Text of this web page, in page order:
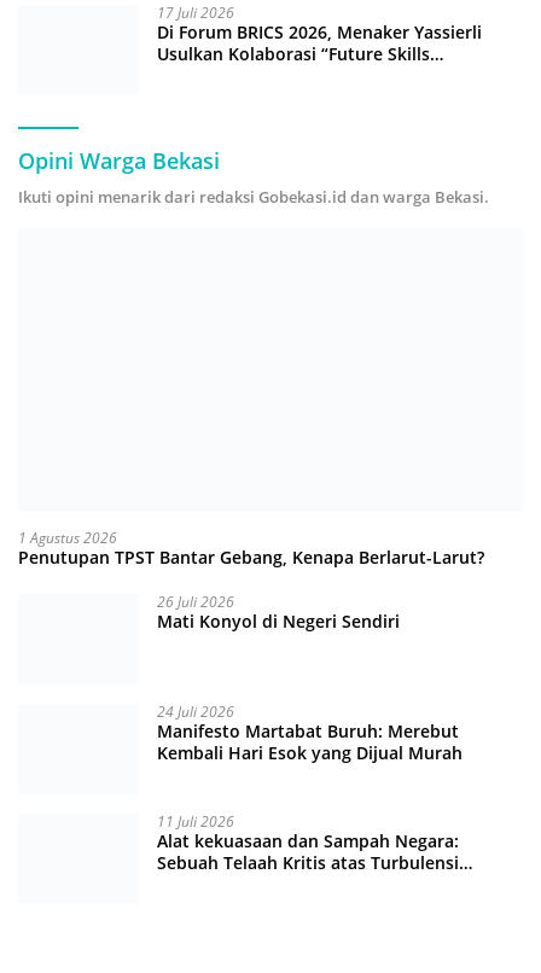
17 Juli 2026
Di Forum BRICS 2026, Menaker Yassierli
Usulkan Kolaborasi “Future Skills
Opini Warga Bekasi
Ikuti opini menarik dari redaksi Gobekasi.id dan warga Bekasi.
1 Agustus 2026
Penutupan TPST Bantar Gebang, Kenapa Berlarut-Larut?
26 Juli 2026
Mati Konyol di Negeri Sendiri
24 Juli 2026
Manifesto Martabat Buruh: Merebut
Kembali Hari Esok yang Dijual Murah
11 Juli 2026
Alat kekuasaan dan Sampah Negara:
Sebuah Telaah Kritis atas Turbulensi